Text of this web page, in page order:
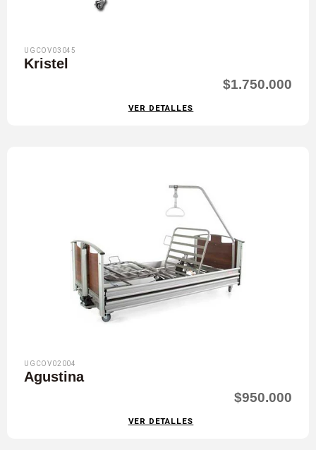
UGCOV03045
Kristel
$1.750.000
VER DETALLES
UGCOV02004
Agustina
$950.000
VER DETALLES